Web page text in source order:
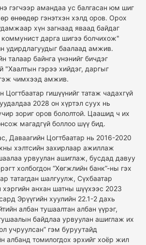
гэгчээр амандаа ус балгасан юм шиг
өнөөдөр гэнэтхэн хэлд оров. Орох
хүн загнаад яваад байдаг
коммунист дарга шигээ болчихож"
удирдлагуудыг баалаад амжив.
талаар байнга үнэнийг бичдэг
"Хаалтын гэрээ хийдэг, даргыг
чимхээд амжив.
Цогтбаатар гишүүнийг татаж чадахгүй
2028 он хүртэл суух нь
зориг оров бололтой. Цаашид ч их
магадгүй боллоо шүү бид.
Даваагийн Цогтбаатар нь 2016-2020
хэлтсийн захирлаар ажиллаж
урвуулан ашиглаж, бусдад давуу
холбогдон “Хөгжлийн банк”-ны гэх
татагдан шалгуулж, Сүхбаатар
хэргийн анхан шатны шүүхээс 2023
Эрүүгийн хуулийн 22.1-2 дахь
албан тушаалтан албан үүрэг,
байдлаа урвуулан ашиглаж их
учруулсан” гэм буруутайд
албанд томилогдох эрхийг хоёр жил